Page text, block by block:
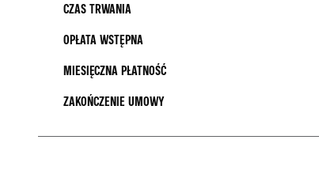
CZAS TRWANIA
OPŁATA WSTĘPNA
MIESIĘCZNA PŁATNOŚĆ
ZAKOŃCZENIE UMOWY